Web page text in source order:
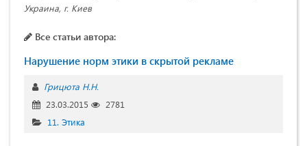
Украина, г. Киев
Все статьи автора:
Нарушение норм этики в скрытой рекламе
Грицюта Н.Н.
23.03.2015
2781
11. Этика